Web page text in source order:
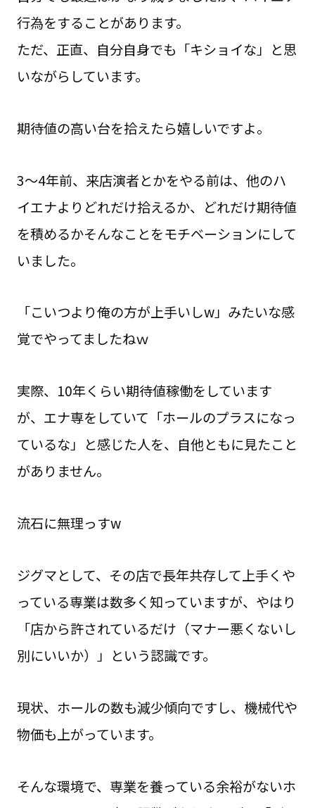
行為をすることがあります。
ただ、正直、自分自身でも「キショイな」と思
いながらしています。
期待値の高い台を拾えたら嬉しいですよ。
3〜4年前、来店演者とかをやる前は、他のハ
イエナよりどれだけ拾えるか、どれだけ期待値
を積めるか――そんなことをモチベーションにして
いました。
「こいつより俺の方が上手いしw」みたいな感
覚でやってましたねｗ
実際、10年くらい期待値稼働をしています
が、エナ専をしていて「ホールのプラスになっ
ているな」と感じた人を、自他ともに見たこと
がありません。
流石に無理っすw
ジグマとして、その店で長年共存して上手くや
っている専業は数多く知っていますが、やはり
「店から許されているだけ（マナー悪くないし
別にいいか）」という認識です。
現状、ホールの数も減少傾向ですし、機械代や
物価も上がっています。
そんな環境で、専業を養っている余裕がないホ